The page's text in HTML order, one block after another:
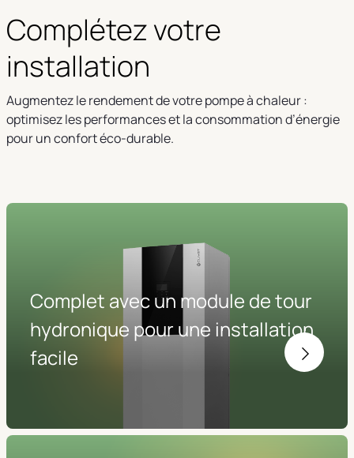
Complétez votre
installation
Augmentez le rendement de votre pompe à chaleur :
optimisez les performances et la consommation d’énergie
pour un confort éco-durable.
Complet avec un module de tour
hydronique pour une installation
facile